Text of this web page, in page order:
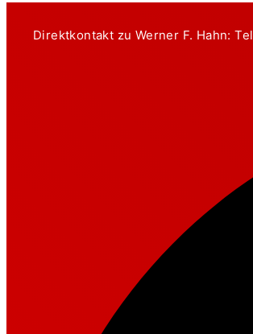
InhaltDirektkontakt zu Werner F. Hahn: Tel